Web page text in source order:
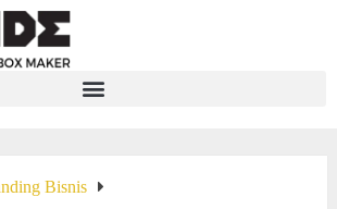
Bisnis